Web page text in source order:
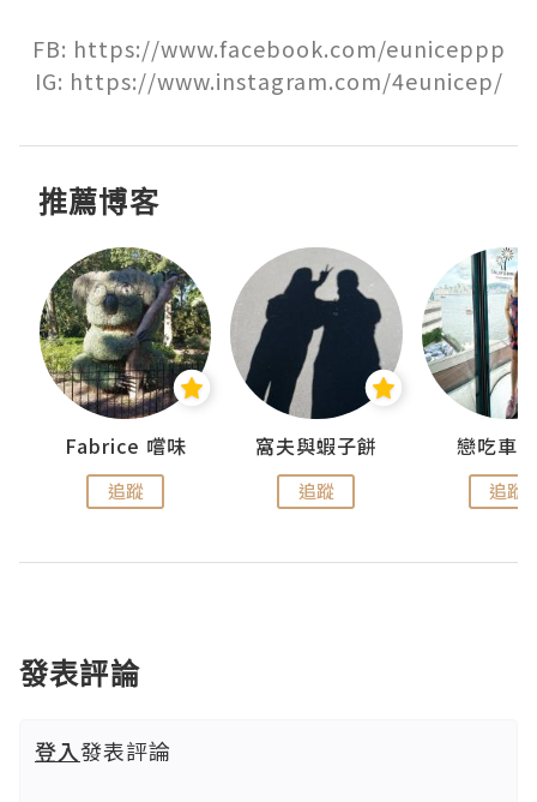
FB: https://www.facebook.com/euniceppp
IG: https://www.instagram.com/4eunicep/
推薦博客
Fabrice 嚐味
追蹤
窩夫與蝦子餅
追蹤
戀吃車
追蹤
發表評論
登入發表評論